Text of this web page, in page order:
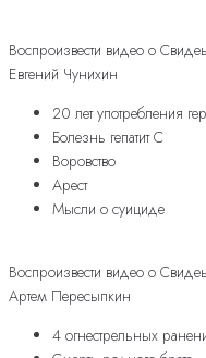
Воспроизвести видео о
Евгений Чунихин
20 лет употребления
Болезнь гепатит С
Воровство
Арест
Мысли о суициде
Воспроизвести видео о
Артем Пересыпкин
4 огнестрельных